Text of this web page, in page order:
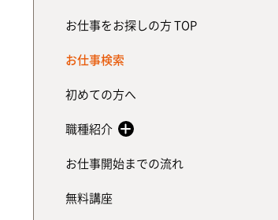
お仕事をお探しの方 TOP
お仕事検索
初めての方へ
職種紹介
お仕事開始までの流れ
無料講座